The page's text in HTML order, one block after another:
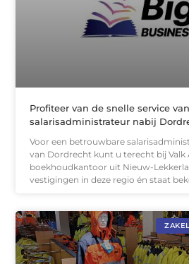
Profiteer van de snelle service
salarisadministrateur nabij
Voor een betrouwbare
van Dordrecht kunt u terecht bij Valk
boekhoudkantoor uit Nieuw-
vestigingen in deze regio én staat